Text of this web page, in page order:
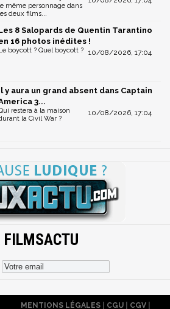
même personnage dans
deux films...
8 Salopards de Quentin Tarantino
16 photos inédites !
10/08/2026, 17:04
Le boycott ? Quel boycott ?
y aura un grand absent dans Captain
3...
10/08/2026, 17:04
restera à la maison
la Civil War ?
FILMSACTU
MENTIONS LÉGALES| CGU| CGV|